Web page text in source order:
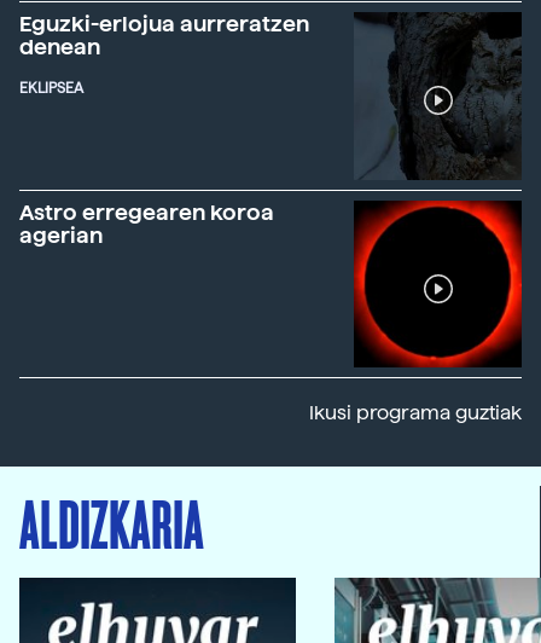
Eguzki-erlojua aurreratzen
denean
EKLIPSEA
Astro erregearen koroa
agerian
Ikusi programa guztiak
ALDIZKARIA